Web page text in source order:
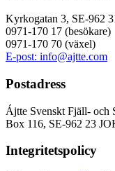
Kyrkogatan 3, SE-962
0971-170 17 (besökare)
0971-170 70 (växel)
E-post: info@ajtte.com
Postadress
Ájtte Svenskt Fjäll- och
Box 116, SE-962 23
Integritetspolicy